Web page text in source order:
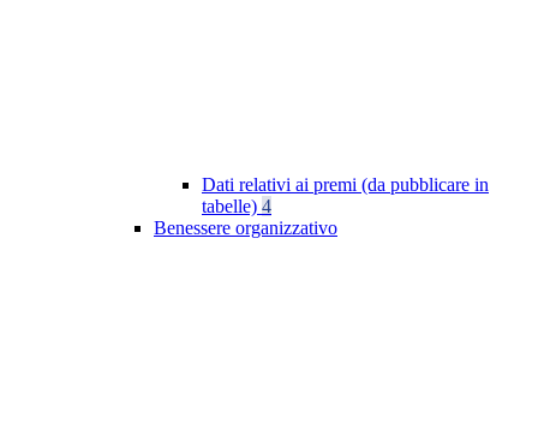
Dati relativi ai premi (da pubblicare in
tabelle) 4
Benessere organizzativo